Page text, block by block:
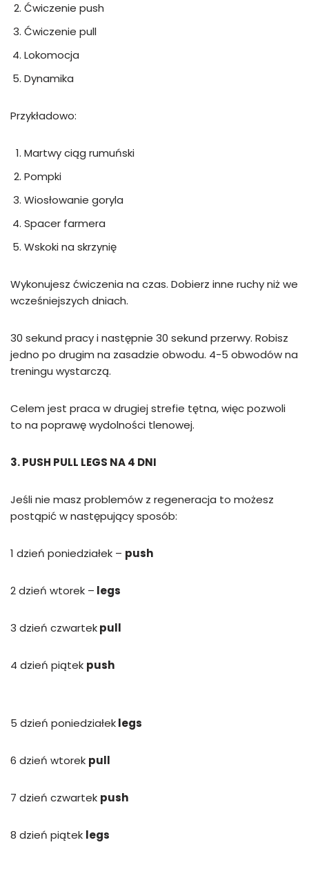
Ćwiczenie push
Ćwiczenie pull
Lokomocja
Dynamika
Przykładowo:
Martwy ciąg rumuński
Pompki
Wiosłowanie goryla
Spacer farmera
Wskoki na skrzynię
Wykonujesz ćwiczenia na czas. Dobierz inne ruchy niż we
wcześniejszych dniach.
30 sekund pracy i następnie 30 sekund przerwy. Robisz
jedno po drugim na zasadzie obwodu. 4-5 obwodów na
treningu wystarczą.
Celem jest praca w drugiej strefie tętna, więc pozwoli
to na poprawę wydolności tlenowej.
3. PUSH PULL LEGS NA 4 DNI
Jeśli nie masz problemów z regeneracja to możesz
postąpić w następujący sposób:
1 dzień poniedziałek – push
2 dzień wtorek – legs
3 dzień czwartekpull
4 dzień piątek push
5 dzień poniedziałeklegs
6 dzień wtorek pull
7 dzień czwartek push
8 dzień piątek legs